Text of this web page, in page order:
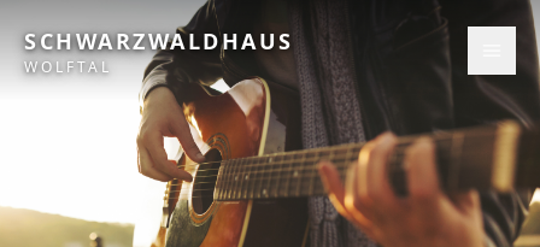
SCHWARZWALDHAUS
WOLFTAL